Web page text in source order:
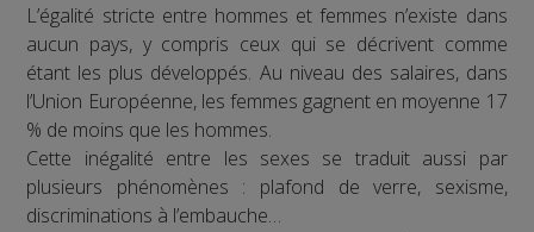
L’égalité stricte entre hommes et femmes n’existe dans
aucun pays, y compris ceux qui se décrivent comme
étant les plus développés. Au niveau des salaires, dans
l’Union Européenne, les femmes gagnent en moyenne 17
% de moins que les hommes.
Cette inégalité entre les sexes se traduit aussi par
plusieurs phénomènes : plafond de verre, sexisme,
discriminations à l’embauche…